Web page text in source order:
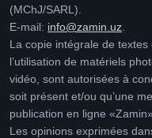
(MChJ/SARL).
E-mail: info@zamin.uz
La copie intégrale de
l’utilisation de matériels
vidéo, sont autorisées à
soit présent et/ou qu’une
publication en ligne
Les opinions exprimées